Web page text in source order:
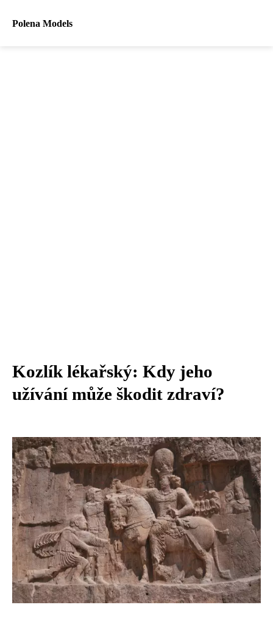
Polena Models
Kozlík lékařský: Kdy jeho
užívání může škodit zdraví?